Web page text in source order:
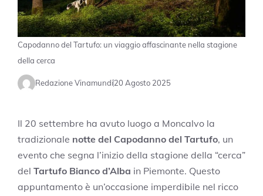
Capodanno del Tartufo: un viaggio affascinante nella stagione
della cerca
Redazione Vinamundi20 Agosto 2025
Il 20 settembre ha avuto luogo a Moncalvo la
tradizionale notte del Capodanno del Tartufo, un
evento che segna l’inizio della stagione della “cerca”
del Tartufo Bianco d’Alba in Piemonte. Questo
appuntamento è un’occasione imperdibile nel ricco